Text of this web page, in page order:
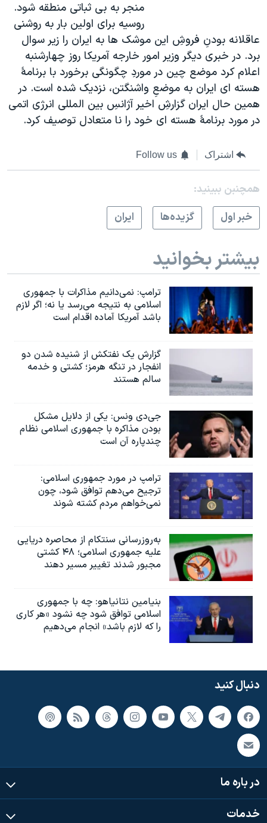
منجر به بی ثباتی منطقه شود.
روسيه برای اولين بار به روشنی
عاقلانه بودنِ فروشِ اين موشک ها به ايران را زير سوال
برد. در خبری ديگر وزير امور خارجه آمريکا روز چهارشنبه
اعلام کرد موضع چين در موردِ چگونگی برخورد با برنامۀ
هسته ای ايران به موضعِ واشنگتن، نزديک شده است. در
همين حال ايران گزارشِ اخير آژانسِ بين المللی انرژی اتمی
در مورد برنامۀ هسته ای خود را نا متعادل توصيف کرد.
اشتراک Follow us
همچنبن ببینید:
خبر اول
گزيده‌ها ايران
بیشتر بخوانید
ترامپ: نمی‌دانیم مذاکرات با جمهوری
اسلامی به نتیجه می‌رسد یا نه؛ اگر لازم
باشد آمریکا آماده اقدام است
گزارش یک نفتکش از شنیده شدن دو
انفجار در تنگه هرمز؛ کشتی و خدمه
سالم هستند
جی‌دی ونس: یکی از دلایل مشکل
بودن مذاکره با جمهوری اسلامی نظام
چندپاره آن است
ترامپ در مورد جمهوری اسلامی:
ترجیح می‌دهم توافق شود، چون
نمی‌خواهم مردم کشته شوند
به‌روزرسانی سنتکام از محاصره دریایی
علیه جمهوری اسلامی؛ ۴۸ کشتی
مجبور شدند تغییر مسیر دهند
بنیامین نتانیاهو: چه با جمهوری
اسلامی توافق شود چه نشود «هر کاری
را که لازم باشد» انجام می‌دهیم
دنبال کنید
در باره ما
خدمات